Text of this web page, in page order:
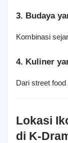
3. Budaya
Kombinasi
4. Kuliner
Dari street
Lokasi
di K-